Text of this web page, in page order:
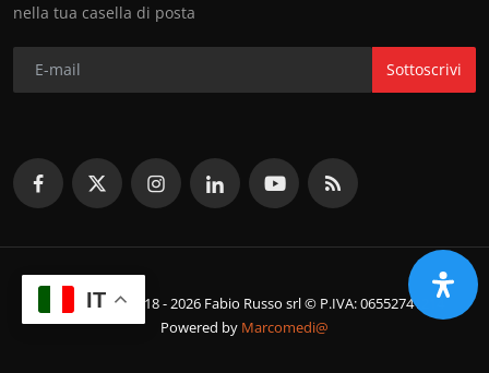
nella tua casella di posta
Sottoscrivi
© Copyright 2018 - 2026 Fabio Russo srl © P.IVA: 06552741214
Powered by Marcomedi@
IT